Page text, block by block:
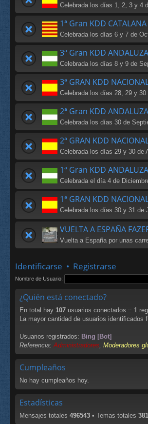
Celebrada los días 1, 2, 3 y 4
1ª Gran KDD
Celebrada los días 6 y 7 de
3ª Gran KDD
Celebrada los días 8 y 9 de
3ª GRAN KDD
Celebrada los días 28, 29 y
2ª Gran KDD
Celebrada los días 30 de
2ª GRAN KDD
Celebrada los días 29 y 30 de
1ª Gran KDD
Celebrada el día 4 de
1ª GRAN KDD
Celebrada los días 30 y 31 de
VUELTA A ESPAÑA
Vuelta a España por unas
Identificarse • Registrarse
Nombre de Usuario:
¿Quién está conectado?
En total hay 107 usuarios conectados :: 1
La mayor cantidad de usuarios identificados
Usuarios registrados: Bing [Bot]
Referencia:Administradores, Moderadores
Cumpleaños
No hay cumpleaños hoy.
Estadísticas
Mensajes totales 496543 • Temas totales